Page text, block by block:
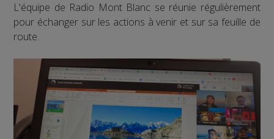
L'équipe de Radio Mont Blanc se réunie régulièrement
pour échanger sur les actions à venir et sur sa feuille de
route.